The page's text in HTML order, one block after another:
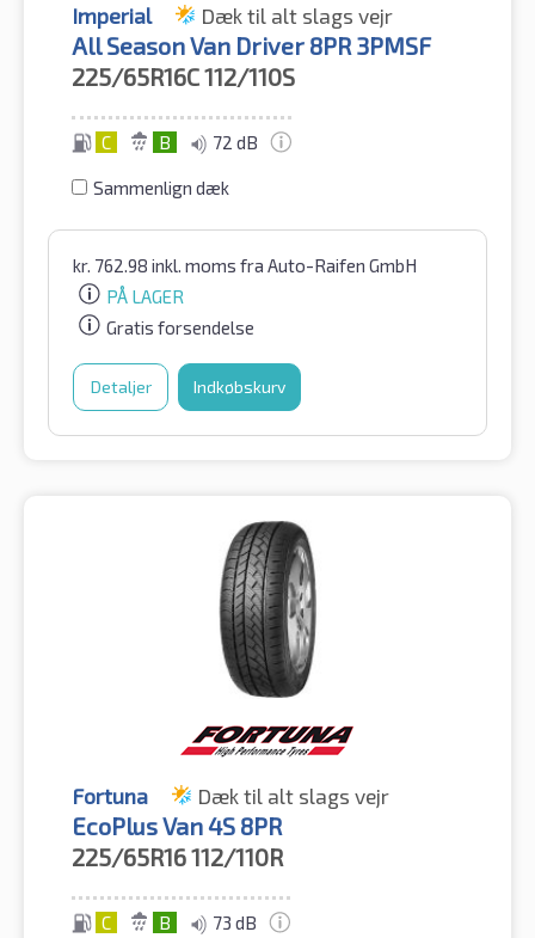
Imperial Dæk til alt slags vejr
All Season Van Driver 8PR 3PMSF
225/65R16C112/110S
C B 72 dB
Sammenlign dæk
kr. 762.98 inkl. moms fra Auto-Raifen GmbH
PÅ LAGER
Gratis forsendelse
Detaljer Indkøbskurv
Fortuna Dæk til alt slags vejr
EcoPlus Van 4S 8PR
225/65R16112/110R
C B 73 dB